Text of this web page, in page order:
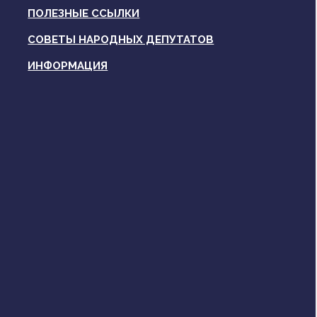
ПОЛЕЗНЫЕ ССЫЛКИ
СОВЕТЫ НАРОДНЫХ ДЕПУТАТОВ
ИНФОРМАЦИЯ